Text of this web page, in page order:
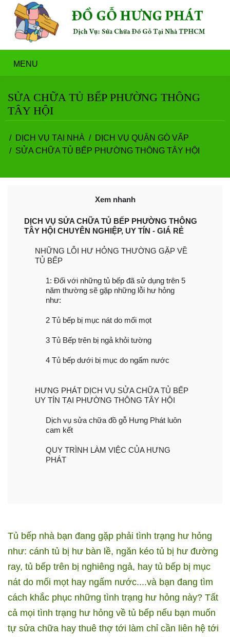
MENU
SỬA CHỮA TỦ BẾP PHƯỜNG THÔNG
TÂY HỘI
DỊCH VỤ TẠI NHÀ
DỊCH VỤ QUẬN GÒ VẤP
SỬA CHỮA TỦ BẾP PHƯỜNG THÔNG TÂY HỘI
Xem nhanh
DỊCH VỤ SỬA CHỮA TỦ BẾP PHƯỜNG THÔNG
TÂY HỘI CHUYÊN NGHIỆP, UY TÍN - GIÁ RẺ
NHỮNG LỖI HƯ HỎNG THƯỜNG GẶP VỀ
TỦ BẾP
1: Đối với những tủ bếp đã sử dụng trên 5
năm thường sẽ gặp những lỗi hư hỏng
như:
2 Tủ bếp bị mục nát do mối mọt
3 Tủ Bếp trên bị ngả khỏi tường
4 Tủ bếp dưới bị mục do ngấm nước
HƯNG PHÁT DỊCH VỤ SỬA CHỮA TỦ BẾP
UY TÍN TẠI PHƯỜNG THÔNG TÂY HỘI
Dịch vụ sửa chữa đồ gỗ Hưng Phát luôn
cam kết
QUY TRÌNH LÀM VIỆC CỦA HƯNG
PHÁT
Tủ bếp nhà bạn đang gặp phải tình trạng hư hỏng
như: cánh tủ bị hư bàn lề, ngăn kéo tủ bị hư đường
ray, tủ bếp trên bị nghiêng ngả, hay tủ bếp bị mục
nát do mối mọt hay ngấm nước....và bạn đang tìm
cách khắc phục những tình trạng hư hỏng này? Tất
cả mọi tình trạng hư hỏng về tủ bếp nếu bạn muốn
tự sửa chữa hay thuê thợ tới làm chỉ cần liên hệ tới